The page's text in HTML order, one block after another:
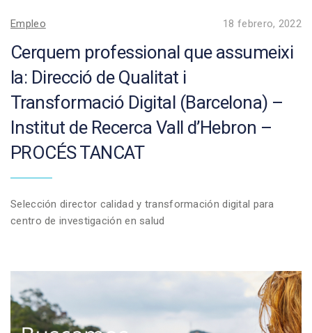
Empleo 18 febrero, 2022
Cerquem professional que assumeixi
la: Direcció de Qualitat i
Transformació Digital (Barcelona) –
Institut de Recerca Vall d’Hebron –
PROCÉS TANCAT
Selección director calidad y transformación digital para
centro de investigación en salud